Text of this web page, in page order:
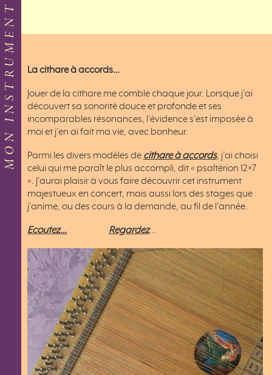
MON INSTRUMENT La cithare à accords…
Jouer de la cithare me comble chaque jour. Lorsque j’ai
découvert sa sonorité douce et profonde et ses
incomparables résonances, l’évidence s’est imposée à
moi et j’en ai fait ma vie, avec bonheur.
Parmi les divers modèles de cithare à accords, j’ai choisi
celui qui me paraît le plus accompli, dit « psaltérion 12×7
». J’aurai plaisir à vous faire découvrir cet instrument
majestueux en concert, mais aussi lors des stages que
j’anime, ou des cours à la demande, au fil de l’année.
Ecoutez… Regardez…